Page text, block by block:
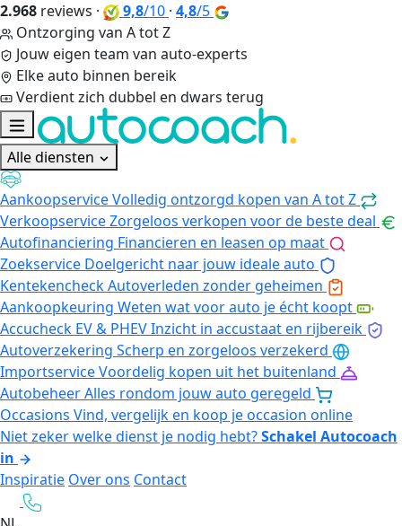
2.968 reviews · 9,8/10 · 4,8/5
Ontzorging van A tot Z
Jouw eigen team van auto-experts
Elke auto binnen bereik
Verdient zich dubbel en dwars terug
Alle diensten
AankoopserviceVolledig ontzorgd kopen van A tot Z
VerkoopserviceZorgeloos verkopen voor de beste deal
Autofinanciering Financieren en leasen op maat
Zoekservice Doelgericht naar jouw ideale auto
KentekencheckAutoverleden zonder geheimen
Aankoopkeuring Weten wat voor auto je écht koopt
Accucheck EV & PHEVInzicht in accustaat en rijbereik
Autoverzekering Scherp en zorgeloos verzekerd
ImportserviceVoordelig kopen uit het buitenland
AutobeheerAlles rondom jouw auto geregeld
Occasions Vind, vergelijk en koop je occasion online
Niet zeker welke dienst je nodig hebt?Schakel Autocoach
in
Inspiratie Over ons Contact